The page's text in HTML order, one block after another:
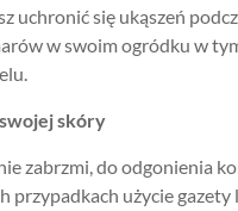
uchronić się ukąszeń
w swoim ogródku w
skóry
zabrzmi, do odgonienia
przypadkach użycie gazety